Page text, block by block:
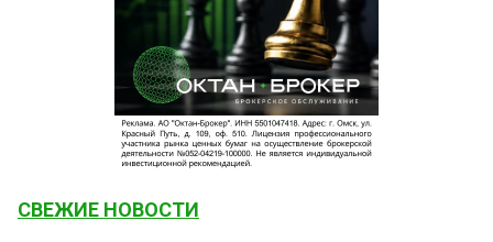
СВЕЖИЕ НОВОСТИ